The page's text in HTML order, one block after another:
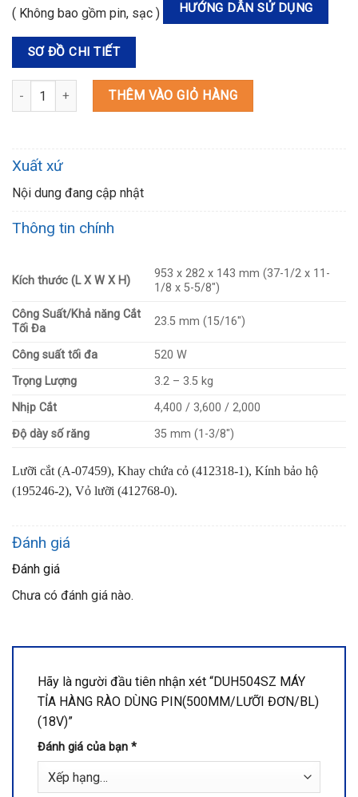
( Không bao gồm pin, sạc ) HƯỚNG DẪN SỬ DỤNG
SƠ ĐỒ CHI TIẾT
DUH504SZ MÁY TỈA HÀNG RÀO DÙNG PIN(500MM/LƯỠI ĐƠN/
THÊM VÀO GIỎ HÀNG
Xuất xứ
Nội dung đang cập nhật
Thông tin chính
Kích thước (L X W X H)
953 x 282 x 143 mm (37-1/2 x 11-
1/8 x 5-5/8″)
Công Suất/Khả năng Cắt
Tối Đa
23.5 mm (15/16″)
Công suất tối đa
520 W
Trọng Lượng
3.2 – 3.5 kg
Nhịp Cắt
4,400 / 3,600 / 2,000
Độ dày số răng
35 mm (1-3/8″)
Lưỡi cắt (A-07459), Khay chứa cỏ (412318-1), Kính bảo hộ
(195246-2), Vỏ lưỡi (412768-0).
Đánh giá
Đánh giá
Chưa có đánh giá nào.
Hãy là người đầu tiên nhận xét “DUH504SZ MÁY
TỈA HÀNG RÀO DÙNG PIN(500MM/LƯỠI ĐƠN/BL)
(18V)”
Đánh giá của bạn *